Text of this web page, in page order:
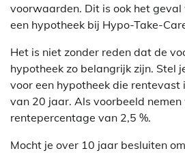
voorwaarden. Dit is ook het
een hypotheek bij Hypo-Take-
Het is niet zonder reden dat de
hypotheek zo belangrijk zijn. Stel
voor een hypotheek die rentevast
van 20 jaar. Als voorbeeld nemen
rentepercentage van 2,5 %.
Mocht je over 10 jaar besluiten